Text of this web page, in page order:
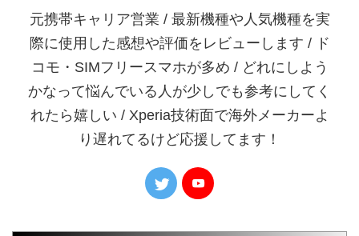
元携帯キャリア営業 / 最新機種や人気機種を実
際に使用した感想や評価をレビューします / ド
コモ・SIMフリースマホが多め / どれにしよう
かなって悩んでいる人が少しでも参考にしてく
れたら嬉しい / Xperia技術面で海外メーカーよ
り遅れてるけど応援してます！